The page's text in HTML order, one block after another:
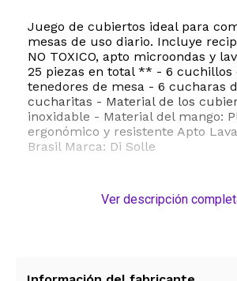
Juego de cubiertos ideal para
mesas de uso diario. Incluye
NO TOXICO, apto microondas y
25 piezas en total ** - 6 cuchillos
tenedores de mesa - 6 cucharas
cucharitas - Material de los
inoxidable - Material del mango:
ergonómico y resistente Apto
Brasil Marca: Di Solle
Ver descripción